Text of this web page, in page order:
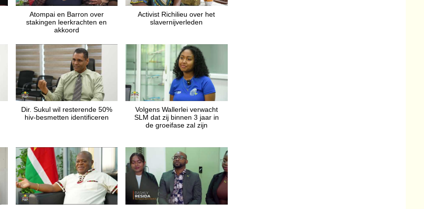
Atompai en Barron over
stakingen leerkrachten en
akkoord
Activist Richilieu over het
slavernijverleden
Dir. Sukul wil resterende 50%
hiv-besmetten identificeren
Volgens Wallerlei verwacht
SLM dat zij binnen 3 jaar in
de groeifase zal zijn